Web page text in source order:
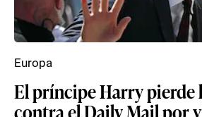
El príncipe Harry pierde
contra el Daily Mail por
Europa